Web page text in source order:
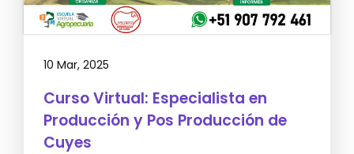
10 Mar, 2025
Curso Virtual: Especialista en
Producción y Pos Producción de
Cuyes